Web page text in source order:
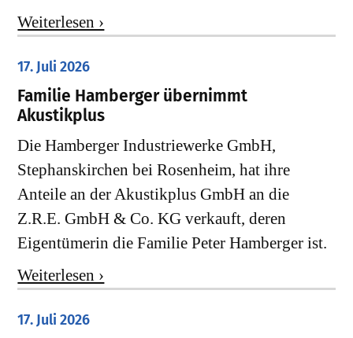
Weiterlesen ›
17. Juli 2026
Familie Hamberger übernimmt
Akustikplus
Die Hamberger Industriewerke GmbH,
Stephanskirchen bei Rosenheim, hat ihre
Anteile an der Akustikplus GmbH an die
Z.R.E. GmbH & Co. KG verkauft, deren
Eigentümerin die Familie Peter Hamberger ist.
Weiterlesen ›
17. Juli 2026